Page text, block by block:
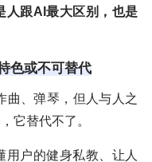
人跟AI最大区别，也是
色或不可替代
曲、弹琴，但人与人之
它替代不了。
用户的健身私教、让人